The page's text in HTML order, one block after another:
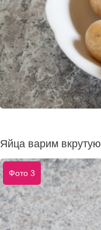
Яйца варим
Фото 3